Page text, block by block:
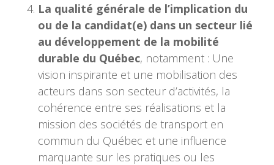
La qualité générale de l’implication du
ou de la candidat(e) dans un secteur lié
au développement de la mobilité
durable du Québec, notamment : Une
vision inspirante et une mobilisation des
acteurs dans son secteur d’activités, la
cohérence entre ses réalisations et la
mission des sociétés de transport en
commun du Québec et une influence
marquante sur les pratiques ou les